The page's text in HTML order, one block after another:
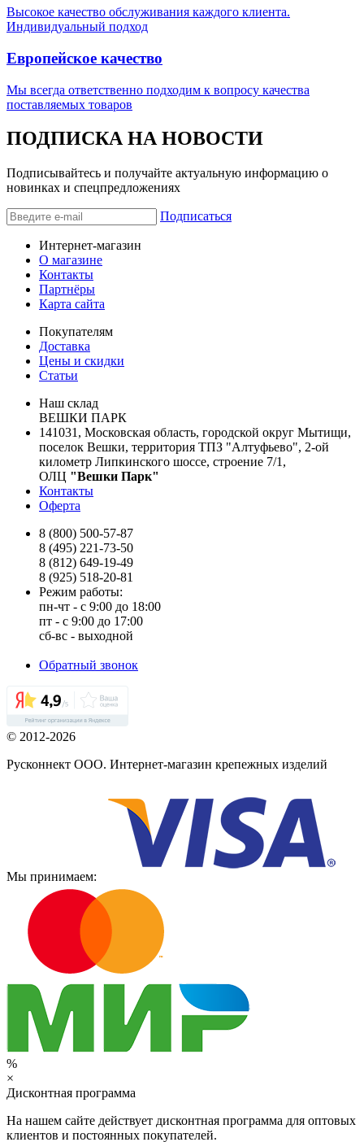
Высокое качество обслуживания каждого клиента.
Индивидуальный подход
Европейское качество
Мы всегда ответственно подходим к вопросу качества
поставляемых товаров
ПОДПИСКА НА НОВОСТИ
Подписывайтесь и получайте актуальную информацию о
новинках и спецпредложениях
Подписаться
Интернет-магазин
О магазине
Контакты
Партнёры
Карта сайта
Покупателям
Доставка
Цены и скидки
Статьи
Наш склад
ВЕШКИ ПАРК
141031, Московская область, городской округ Мытищи,
поселок Вешки, территория ТПЗ "Алтуфьево", 2-ой
километр Липкинского шоссе, строение 7/1,
ОЛЦ "Вешки Парк"
Контакты
Оферта
8 (800) 500-57-87
8 (495) 221-73-50
8 (812) 649-19-49
8 (925) 518-20-81
Режим работы:
пн-чт - с 9:00 до 18:00
пт - с 9:00 до 17:00
сб-вс - выходной
Обратный звонок
© 2012-2026
Русконнект ООО. Интернет-магазин крепежных изделий
Мы принимаем:
%
×
Дисконтная программа
На нашем сайте действует дисконтная программа для оптовых
клиентов и постоянных покупателей.